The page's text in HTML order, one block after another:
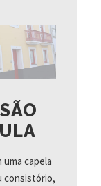
uma capela
consistório,